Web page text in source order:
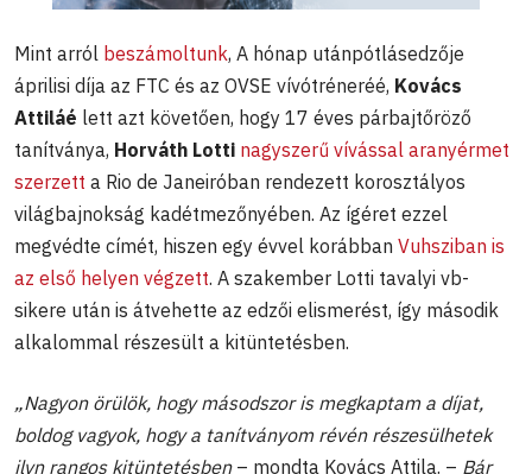
Mint arról beszámoltunk, A hónap utánpótlásedzője
áprilisi díja az FTC és az OVSE vívótréneréé, Kovács
Attiláé lett azt követően, hogy 17 éves párbajtőröző
tanítványa, Horváth Lotti nagyszerű vívással aranyérmet
szerzett a Rio de Janeiróban rendezett korosztályos
világbajnokság kadétmezőnyében. Az ígéret ezzel
megvédte címét, hiszen egy évvel korábban Vuhsziban is
az első helyen végzett. A szakember Lotti tavalyi vb-
sikere után is átvehette az edzői elismerést, így második
alkalommal részesült a kitüntetésben.
„Nagyon örülök, hogy másodszor is megkaptam a díjat,
boldog vagyok, hogy a tanítványom révén részesülhetek
ilyn rangos kitüntetésben – mondta Kovács Attila. – Bár